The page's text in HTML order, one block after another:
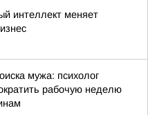
интеллект меняет
мужа: психолог
рабочую неделю